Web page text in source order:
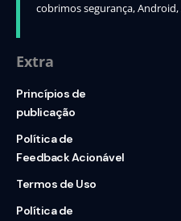
cobrimos segurança,
Extra
Princípios de
publicação
Política de
Feedback Acionável
Termos de Uso
Política de